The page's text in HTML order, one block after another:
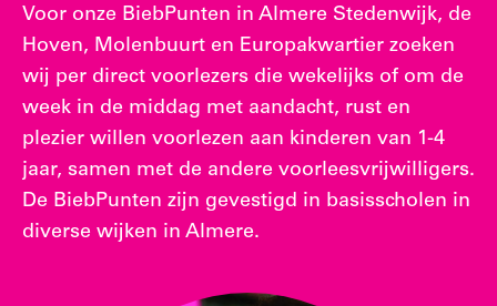
Voor onze BiebPunten in Almere Stedenwijk, de
Hoven, Molenbuurt en Europakwartier zoeken
wij per direct voorlezers die wekelijks of om de
week in de middag met aandacht, rust en
plezier willen voorlezen aan kinderen van 1-4
jaar, samen met de andere voorleesvrijwilligers.
De BiebPunten zijn gevestigd in basisscholen in
diverse wijken in Almere.